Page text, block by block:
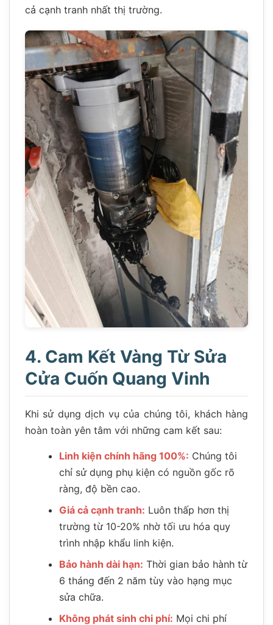
cả cạnh tranh nhất thị trường.
4. Cam Kết Vàng Từ Sửa
Cửa Cuốn Quang Vinh
Khi sử dụng dịch vụ của chúng tôi, khách hàng
hoàn toàn yên tâm với những cam kết sau:
Linh kiện chính hãng 100%: Chúng tôi
chỉ sử dụng phụ kiện có nguồn gốc rõ
ràng, độ bền cao.
Giá cả cạnh tranh: Luôn thấp hơn thị
trường từ 10-20% nhờ tối ưu hóa quy
trình nhập khẩu linh kiện.
Bảo hành dài hạn: Thời gian bảo hành từ
6 tháng đến 2 năm tùy vào hạng mục
sửa chữa.
Không phát sinh chi phí: Mọi chi phí